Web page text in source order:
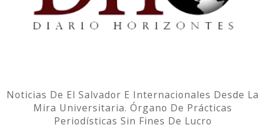
Noticias De El Salvador E Internacionales Desde La
Mira Universitaria. Órgano De Prácticas
Periodísticas Sin Fines De Lucro